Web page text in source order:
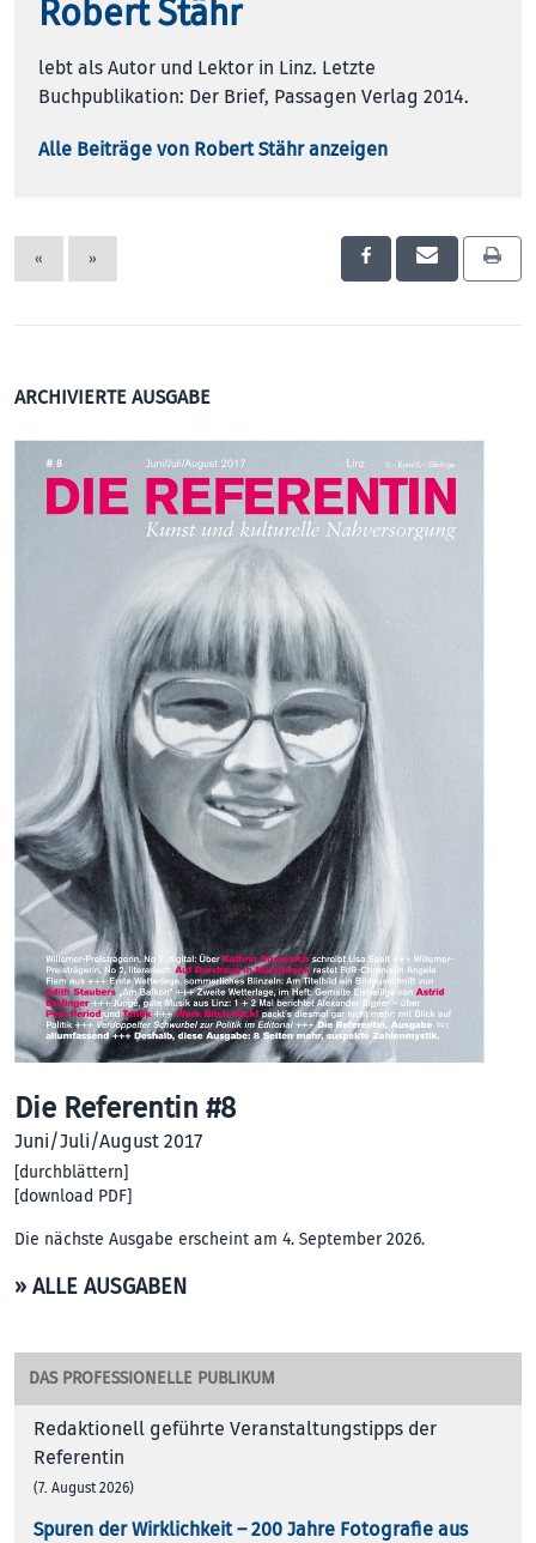
Robert Stähr
lebt als Autor und Lektor in Linz. Letzte
Buchpublikation: Der Brief, Passagen Verlag 2014.
Alle Beiträge von Robert Stähr anzeigen
« »
ARCHIVIERTE AUSGABE
Die Referentin #8
Juni/Juli/August 2017
[durchblättern]
[download PDF]
Die nächste Ausgabe erscheint am 4. September 2026.
» ALLE AUSGABEN
DAS PROFESSIONELLE PUBLIKUM
Redaktionell geführte Veranstaltungstipps der
Referentin
(7. August 2026)
Spuren der Wirklichkeit – 200 Jah­re Foto­gra­fie aus